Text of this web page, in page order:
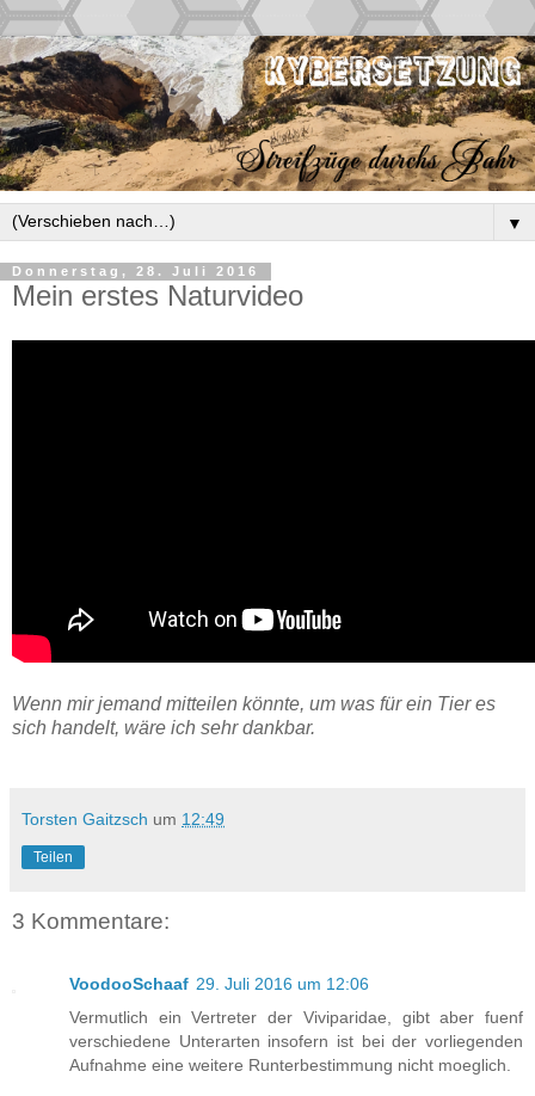
▼
Donnerstag, 28. Juli 2016
Mein erstes Naturvideo
Wenn mir jemand mitteilen könnte, um was für ein Tier es
sich handelt, wäre ich sehr dankbar.
Torsten Gaitzsch um 12:49
Teilen
3 Kommentare:
VoodooSchaaf 29. Juli 2016 um 12:06
Vermutlich ein Vertreter der Viviparidae, gibt aber fuenf
verschiedene Unterarten insofern ist bei der vorliegenden
Aufnahme eine weitere Runterbestimmung nicht moeglich.